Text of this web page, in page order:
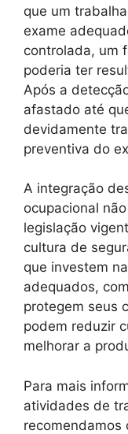
que um
exame
controlada, um
poderia ter
Após a
afastado até
devidamente
preventiva do
A integração
ocupacional
legislação
cultura de
que investem
adequados,
protegem seus
podem reduzir
melhorar a
Para mais
atividades de
recomendamos